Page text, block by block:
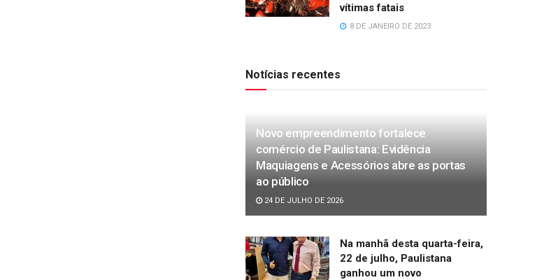
vítimas fatais
8 DE JANEIRO DE 2023
Notícias recentes
Novo empreendimento fortalece
comércio de Paulistana: Evidência
Maquiagens e Acessórios abre as portas
ao público
24 DE JULHO DE 2026
Na manhã desta quarta-feira,
22 de julho, Paulistana
ganhou um novo